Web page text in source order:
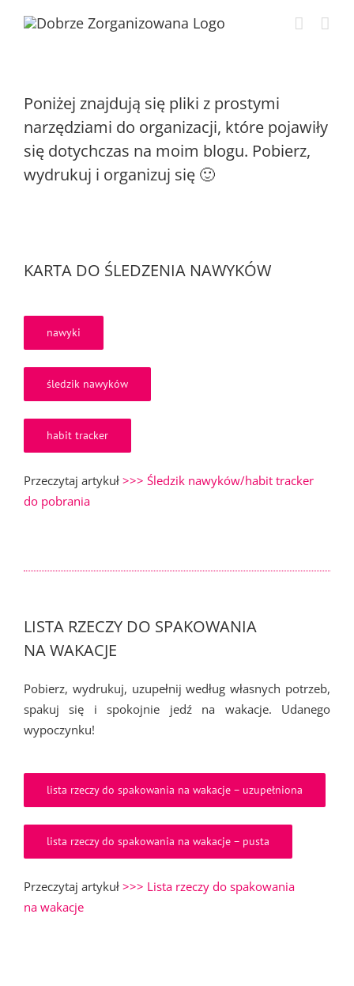
Poniżej znajdują się pliki z prostymi
narzędziami do organizacji, które pojawiły
się dotychczas na moim blogu. Pobierz,
wydrukuj i organizuj się 🙂
KARTA DO ŚLEDZENIA NAWYKÓW
nawyki
śledzik nawyków
habit tracker
Przeczytaj artykuł >>> Śledzik nawyków/habit tracker
do pobrania
LISTA RZECZY DO SPAKOWANIA
NA WAKACJE
Pobierz, wydrukuj, uzupełnij według własnych potrzeb,
spakuj się i spokojnie jedź na wakacje. Udanego
wypoczynku!
lista rzeczy do spakowania na wakacje – uzupełniona
lista rzeczy do spakowania na wakacje – pusta
Przeczytaj artykuł >>> Lista rzeczy do spakowania
na wakacje